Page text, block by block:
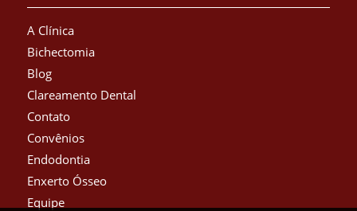
A Clínica
Bichectomia
Blog
Clareamento Dental
Contato
Convênios
Endodontia
Enxerto Ósseo
Equipe